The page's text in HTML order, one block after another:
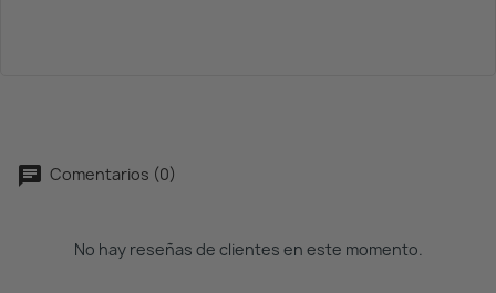
Comentarios (0)
No hay reseñas de clientes en este momento.